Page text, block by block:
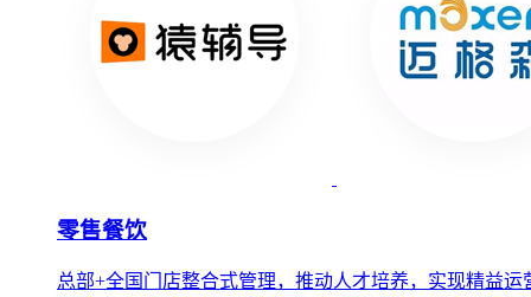
零售餐饮
总部+全国门店整合式管理，推动人才培养，实现精益运